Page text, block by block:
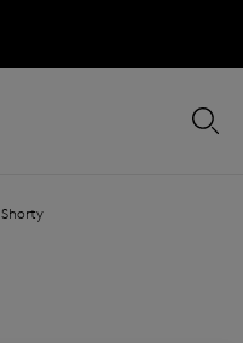
Fermer
Shorty